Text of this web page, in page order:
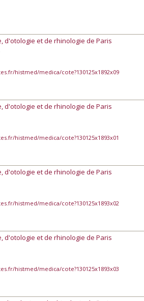
d'otologie et de rhinologie de Paris
histmed/medica/cote?130125x1892x09
d'otologie et de rhinologie de Paris
histmed/medica/cote?130125x1893x01
d'otologie et de rhinologie de Paris
histmed/medica/cote?130125x1893x02
d'otologie et de rhinologie de Paris
histmed/medica/cote?130125x1893x03